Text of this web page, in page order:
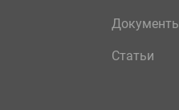
Статьи